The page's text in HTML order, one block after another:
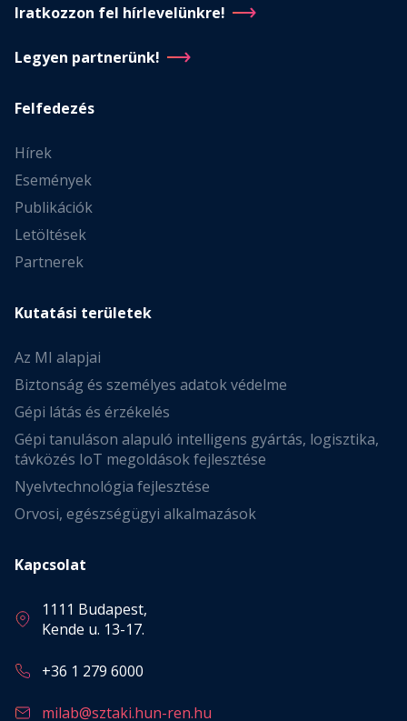
Iratkozzon fel hírlevelünkre!
Legyen partnerünk!
Felfedezés
Hírek
Események
Publikációk
Letöltések
Partnerek
Kutatási területek
Az MI alapjai
Biztonság és személyes adatok védelme
Gépi látás és érzékelés
Gépi tanuláson alapuló intelligens gyártás, logisztika,
távközés IoT megoldások fejlesztése
Nyelvtechnológia fejlesztése
Orvosi, egészségügyi alkalmazások
Kapcsolat
1111 Budapest,
Kende u. 13-17.
+36 1 279 6000
milab@sztaki.hun-ren.hu